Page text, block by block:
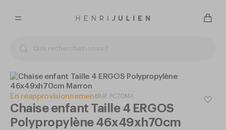
En réapprovisionnementRéf. PC70MA
Chaise enfant Taille 4 ERGOS
Polypropylène 46x49xh70cm